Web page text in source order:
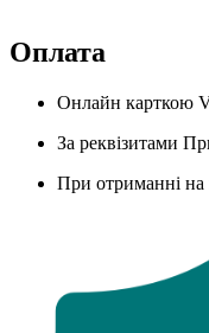
Оплата
Онлайн карткою
За реквізитами
При отриманні на